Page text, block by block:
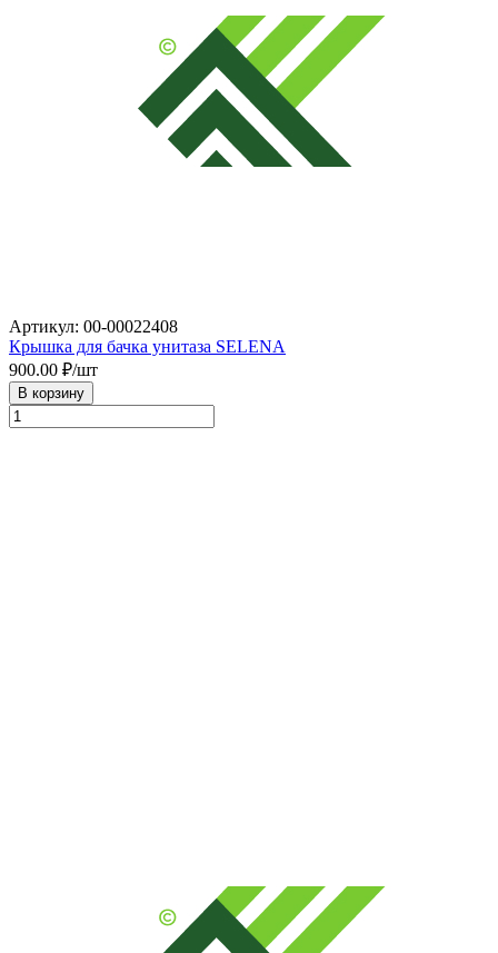
Артикул: 00-00022408
Крышка для бачка унитаза SELENA
900.00 ₽/шт
В корзину